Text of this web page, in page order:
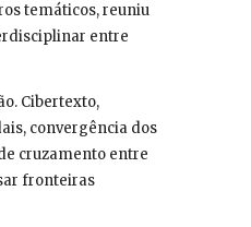
temáticos, reuniu
entre
Cibertexto,
convergência dos
cruzamento entre
fronteiras